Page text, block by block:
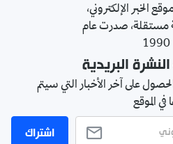
الخبر الإلكتروني،
مستقلة، صدرت عام
1990
البريدية
على آخر الأخبار التي سيتم
الموقع
اشتراك